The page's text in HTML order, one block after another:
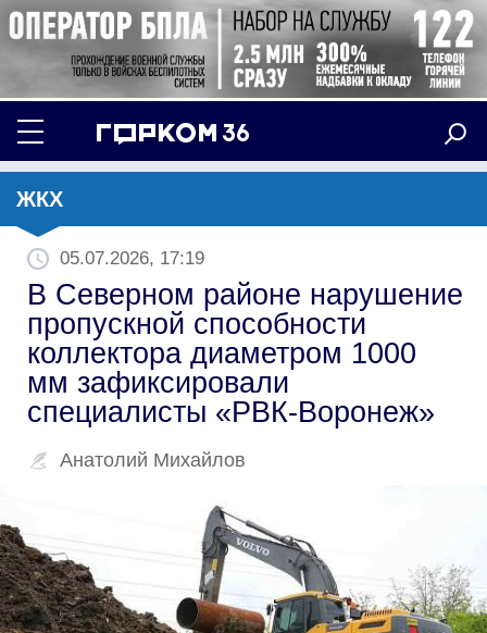
ЖКХ
05.07.2026, 17:19
В Северном районе нарушение
пропускной способности
коллектора диаметром 1000
мм зафиксировали
специалисты «РВК-Воронеж»
Анатолий Михайлов